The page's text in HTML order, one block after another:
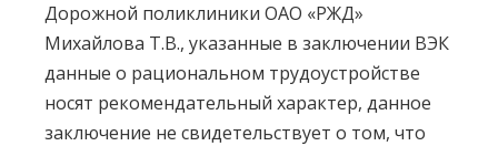
Дорожной поликлиники ОАО «РЖД»
Михайлова Т.В., указанные в заключении ВЭК
данные о рациональном трудоустройстве
носят рекомендательный характер, данное
заключение не свидетельствует о том, что